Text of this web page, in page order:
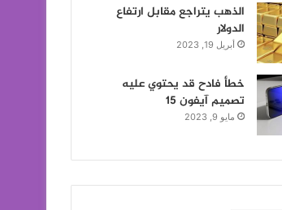
الذهب يتراجع مقابل ارتفاع
الدولار
أبريل 19, 2023
خطأ فادح قد يحتوي عليه
تصميم آيفون 15
مايو 9, 2023